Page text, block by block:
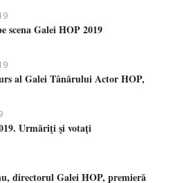
scena Galei HOP 2019
al Galei Tânărului Actor HOP,
Urmăriţi şi votaţi
directorul Galei HOP, premieră